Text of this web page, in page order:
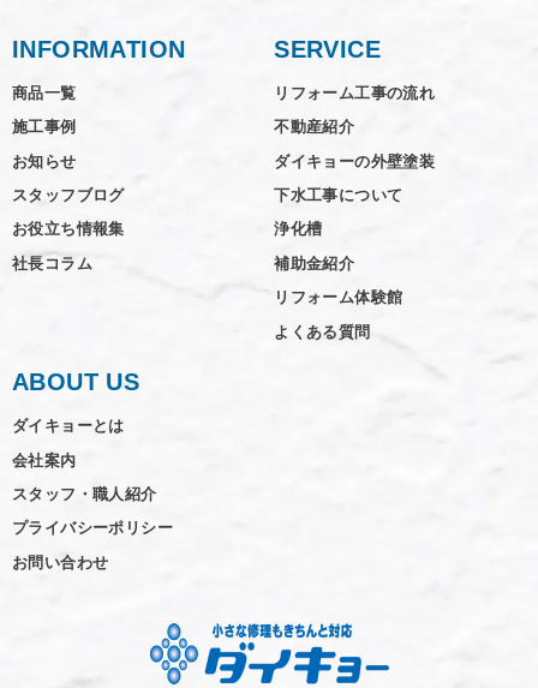
INFORMATION
商品一覧
施工事例
お知らせ
スタッフブログ
お役立ち情報集
社長コラム
SERVICE
リフォーム工事の流れ
不動産紹介
ダイキョーの外壁塗装
下水工事について
浄化槽
補助金紹介
リフォーム体験館
よくある質問
ABOUT US
ダイキョーとは
会社案内
スタッフ・職人紹介
プライバシーポリシー
お問い合わせ